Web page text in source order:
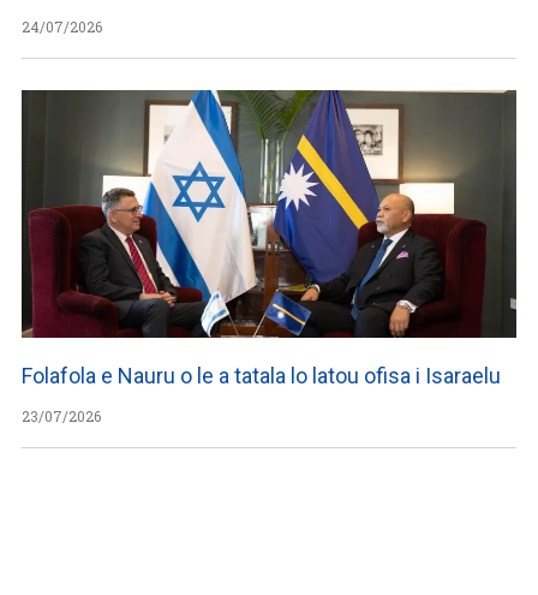
24/07/2026
Folafola e Nauru o le a tatala lo latou ofisa i Isaraelu
23/07/2026